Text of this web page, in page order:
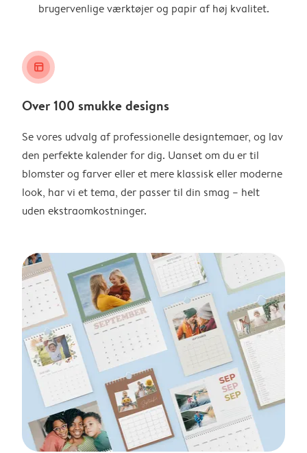
brugervenlige værktøjer og papir af høj kvalitet.
layout_alt
Over 100 smukke designs
Se vores udvalg af professionelle designtemaer, og lav
den perfekte kalender for dig. Uanset om du er til
blomster og farver eller et mere klassisk eller moderne
look, har vi et tema, der passer til din smag – helt
uden ekstraomkostninger.